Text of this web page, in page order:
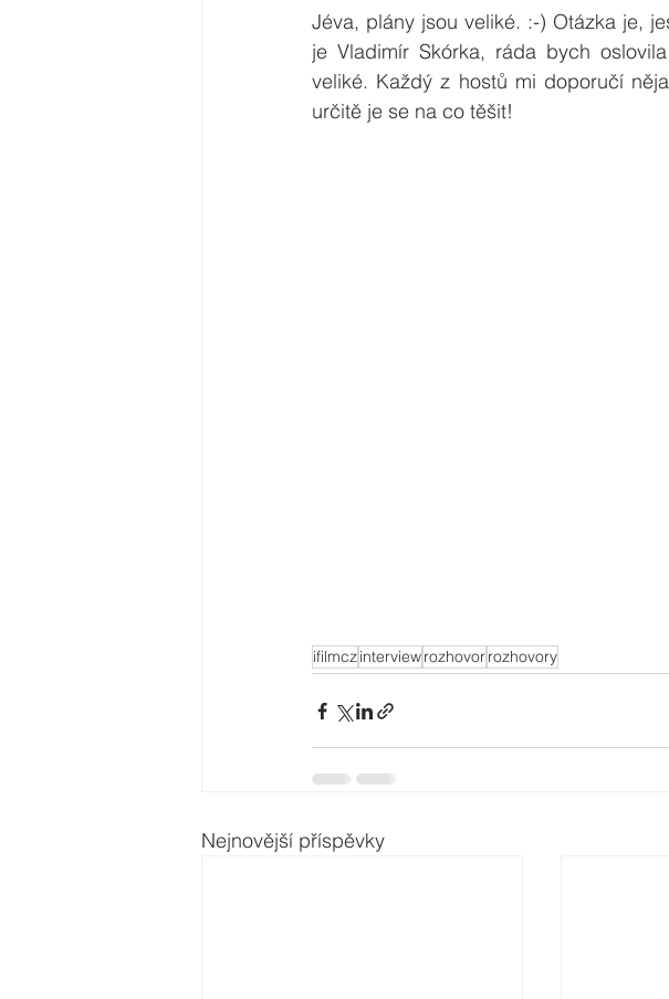
Jéva, plány jsou veliké. :-) Otázka je,
je Vladimír Skórka, ráda bych
veliké. Každý z hostů mi doporučí
určitě je se na co těšit!
ifilmczinterviewrozhovorrozhovory
Nejnovější příspěvky